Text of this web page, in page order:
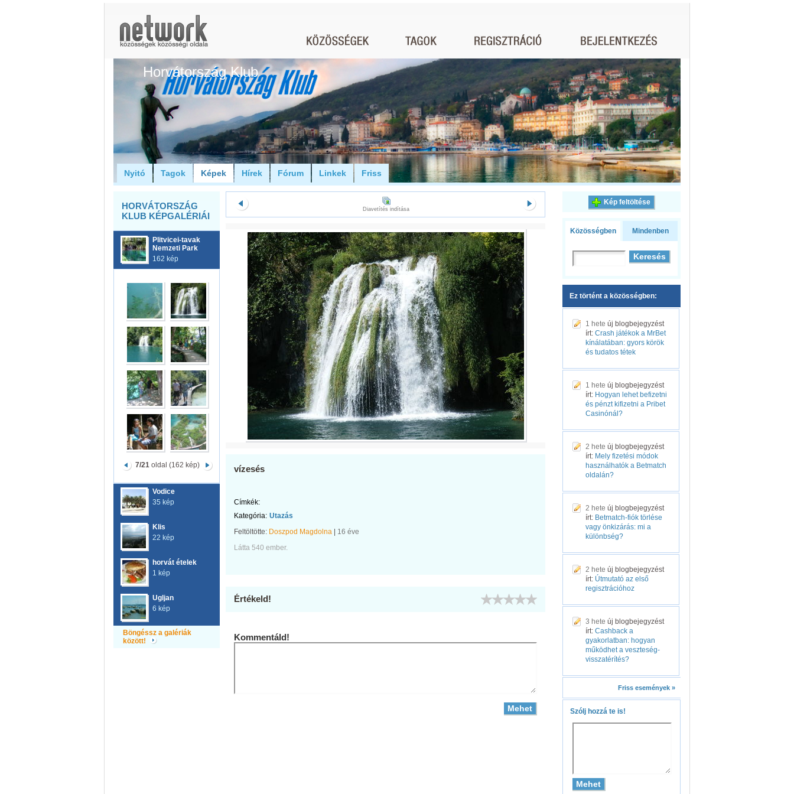
Horvátország Klub
Nyitó Tagok Képek Hírek Fórum Linkek Friss
HORVÁTORSZÁG
KLUB KÉPGALÉRIÁI
Plitvicei-tavak
Nemzeti Park
162 kép
7/21oldal (162 kép)
Vodice
35 kép
Klis
22 kép
horvát ételek
1 kép
Ugljan
6 kép
Böngéssz a galériák
között!
Diavetítés indítása
vízesés
Címkék:
Kategória: Utazás
Feltöltötte: Doszpod Magdolna
16 éve
Látta 540 ember.
Értékeld!
Kommentáld!
Kép feltöltése
Közösségben Mindenben
Ez történt a közösségben:
1 hete új blogbejegyzést
írt: Crash játékok a MrBet
kínálatában: gyors körök
és tudatos tétek
1 hete új blogbejegyzést
írt: Hogyan lehet befizetni
és pénzt kifizetni a Pribet
Casinónál?
2 hete új blogbejegyzést
írt: Mely fizetési módok
használhatók a Betmatch
oldalán?
2 hete új blogbejegyzést
írt: Betmatch-fiók törlése
vagy önkizárás: mi a
különbség?
2 hete új blogbejegyzést
írt: Útmutató az első
regisztrációhoz
3 hete új blogbejegyzést
írt: Cashback a
gyakorlatban: hogyan
működhet a veszteség-
visszatérítés?
Friss események »
Szólj hozzá te is!